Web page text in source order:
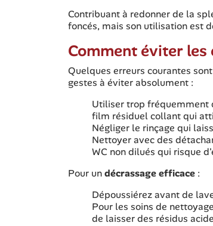
Contribuant à redonner de la
foncés, mais son utilisation est
Comment éviter
Quelques erreurs courantes
gestes à éviter absolument :
Utiliser trop fréquemment
film résiduel collant qui
Négliger le rinçage qui
Nettoyer avec des
WC non dilués qui risque
Pour undécrassage efficace :
Dépoussiérez avant de
Pour les soins de
de laisser des résidus